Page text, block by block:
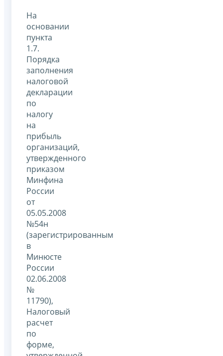
На
основании
пункта
1.7.
Порядка
заполнения
налоговой
декларации
по
налогу
на
прибыль
организаций,
утвержденного
приказом
Минфина
России
от
05.05.2008
№54н
(зарегистрированным
в
Минюсте
России
02.06.2008
№
11790),
Налоговый
расчет
по
форме,